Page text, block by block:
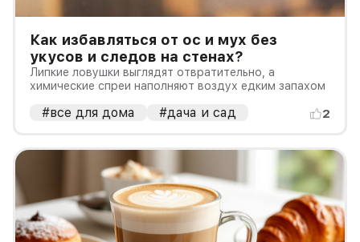
Как избавляться от ос и мух без
укусов и следов на стенах?
Липкие ловушки выглядят отвратительно, а
химические спреи наполняют воздух едким запахом
#все для дома #дача и сад 2